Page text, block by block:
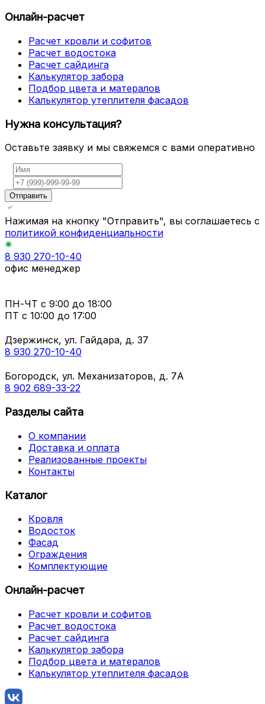
Онлайн-расчет
Расчет кровли и софитов
Расчет водостока
Расчет сайдинга
Калькулятор забора
Подбор цвета и матералов
Калькулятор утеплителя фасадов
Нужна консультация?
Оставьте заявку и мы свяжемся с вами оперативно
Отправить
Нажимая на кнопку "Отправить", вы соглашаетесь с
политикой конфиденциальности
8 930 270-10-40
офис менеджер
ПН-ЧТ с 9:00 до 18:00
ПТ с 10:00 до 17:00
Дзержинск, ул. Гайдара, д. 37
8 930 270-10-40
Богородск, ул. Механизаторов, д. 7А
8 902 689-33-22
Разделы сайта
О компании
Доставка и оплата
Реализованные проекты
Контакты
Каталог
Кровля
Водосток
Фасад
Ограждения
Комплектующие
Онлайн-расчет
Расчет кровли и софитов
Расчет водостока
Расчет сайдинга
Калькулятор забора
Подбор цвета и матералов
Калькулятор утеплителя фасадов